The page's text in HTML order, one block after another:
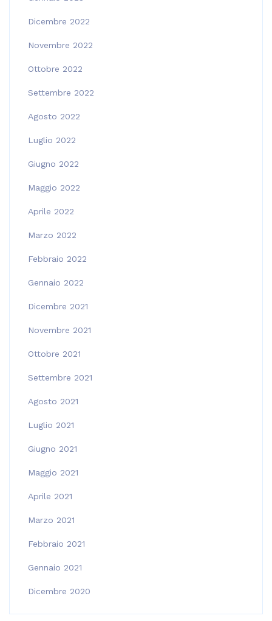
Dicembre 2022
Novembre 2022
Ottobre 2022
Settembre 2022
Agosto 2022
Luglio 2022
Giugno 2022
Maggio 2022
Aprile 2022
Marzo 2022
Febbraio 2022
Gennaio 2022
Dicembre 2021
Novembre 2021
Ottobre 2021
Settembre 2021
Agosto 2021
Luglio 2021
Giugno 2021
Maggio 2021
Aprile 2021
Marzo 2021
Febbraio 2021
Gennaio 2021
Dicembre 2020